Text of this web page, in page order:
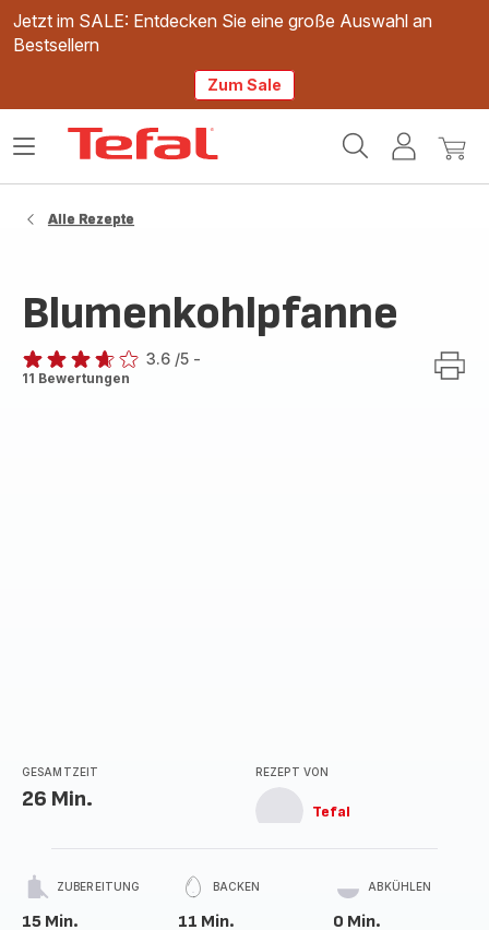
Jetzt im SALE: Entdecken Sie eine große Auswahl an
Bestsellern
Zum Sale
Mein
Mein
Das
Alle Rezepte
Blumenkohlpfanne
ratings.3.6
3.6 /5 -
11 Bewertungen
GESAMTZEIT
26 Min.
REZEPT VON
Tefal
ZUBEREITUNG
15 Min.
BACKEN
11 Min.
ABKÜHLEN
0 Min.